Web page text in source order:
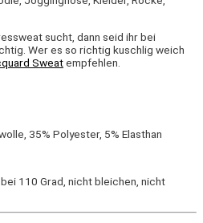
sucht, dann seid ihr bei
Wer es so richtig kuschlig weich
Sweatempfehlen.
35% Polyester, 5% Elasthan
110 Grad, nicht bleichen, nicht